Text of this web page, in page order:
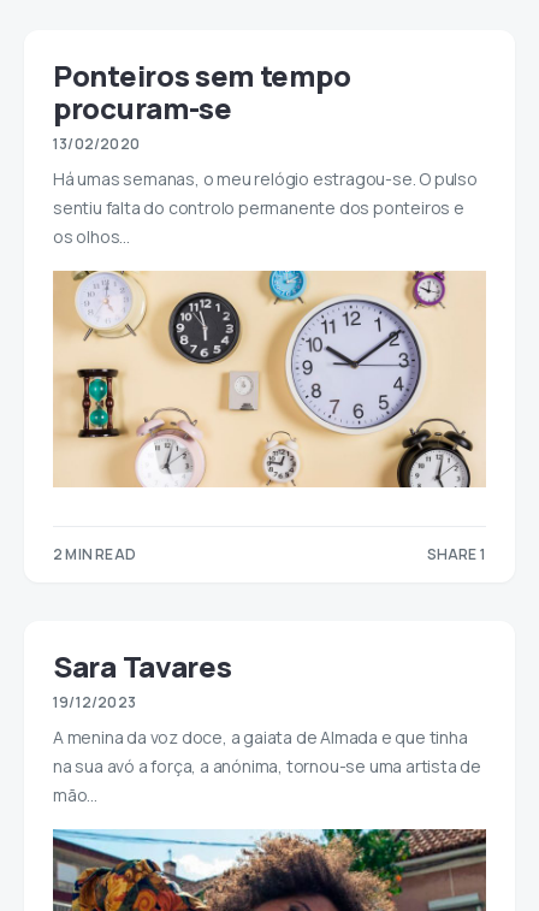
Ponteiros sem tempo
procuram-se
13/02/2020
Há umas semanas, o meu relógio estragou-se. O pulso
sentiu falta do controlo permanente dos ponteiros e
os olhos…
2 MIN READ SHARE 1
Sara Tavares
19/12/2023
A menina da voz doce, a gaiata de Almada e que tinha
na sua avó a força, a anónima, tornou-se uma artista de
mão…